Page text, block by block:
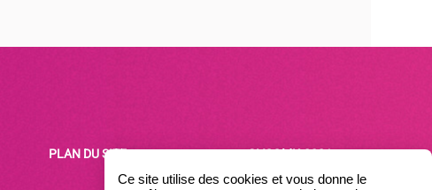
PLAN DU SITE ©VCOMK-2021
Ce site utilise des cookies et vous donne le